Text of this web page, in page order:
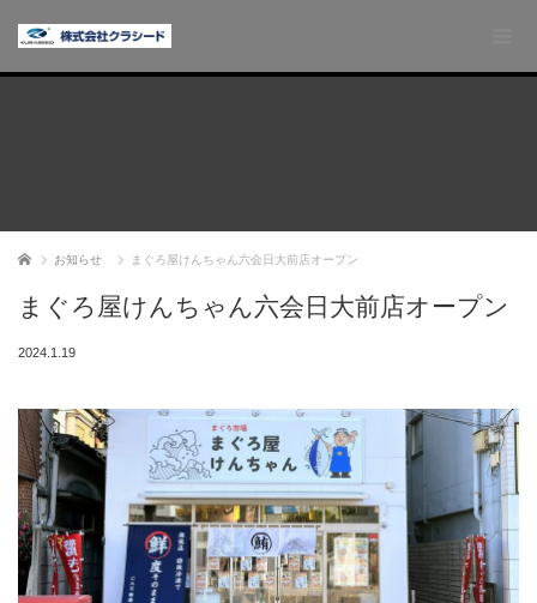
ホーム お知らせ まぐろ屋けんちゃん六会日大前店オープン
まぐろ屋けんちゃん六会日大前店オープン
2024.1.19